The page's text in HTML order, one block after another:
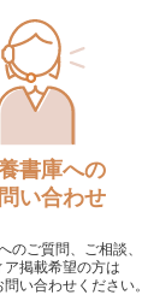
書庫への
い合わせ
のご質問、ご相談、
ア掲載希望の方は
い合わせください。